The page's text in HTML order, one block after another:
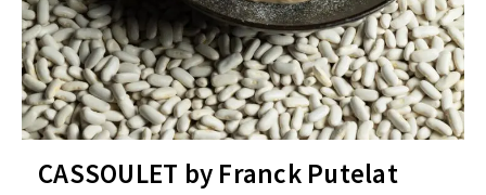
CASSOULET by Franck Putelat